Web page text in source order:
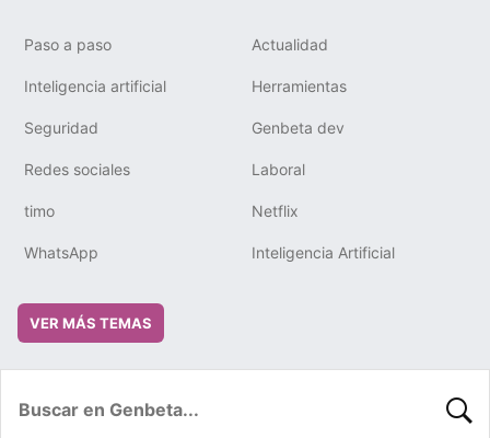
Paso a paso Actualidad
Inteligencia artificial Herramientas
Seguridad Genbeta dev
Redes sociales Laboral
timo Netflix
WhatsApp Inteligencia Artificial
VER MÁS TEMAS